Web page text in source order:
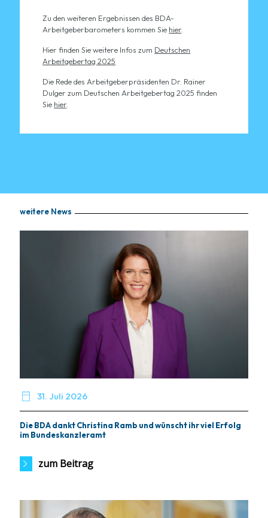
Zu den weiteren Ergebnissen des BDA-
Arbeitgeberbarometers kommen Sie hier
Hier finden Sie weitere Infos zum Deutschen
Arbeitgebertag 2025
Die Rede des Arbeitgeberpräsidenten Dr. Rainer
Dulger zum Deutschen Arbeitgebertag 2025 finden
Sie hier
weitere News
 31. Juli 2026
Die BDA dankt Christina Ramb und wünscht ihr viel Erfolg
im Bundeskanzleramt
zum Beitrag